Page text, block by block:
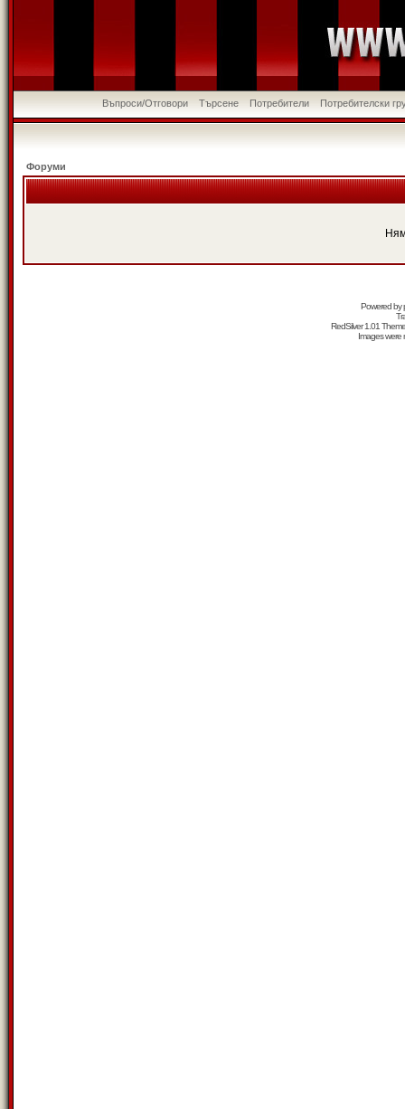
Въпроси/Отговори Търсене Потребители Потребителски
Форуми
Powered by
RedSilver 1.01
Images were